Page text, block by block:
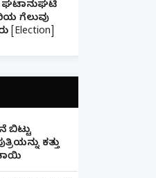
ಗೆಲುವು
[Election]
ಬಿಟ್ಟು
ಕತ್ತು